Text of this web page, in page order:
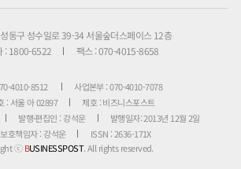
동구 성수일로 39-34 서울숲더스페이스 12층
: 1800-6522
팩스 : 070-4015-8658
4010-8512
사업본부 : 070-4010-7078
: 서울 아 02897
제호 : 비즈니스포스트
발행·편집인 : 강석운
발행일자: 2013년 12월 2일
호책임자 : 강석운
ISSN : 2636-171X
ⓒBUSINESSPOST. All rights reserved.